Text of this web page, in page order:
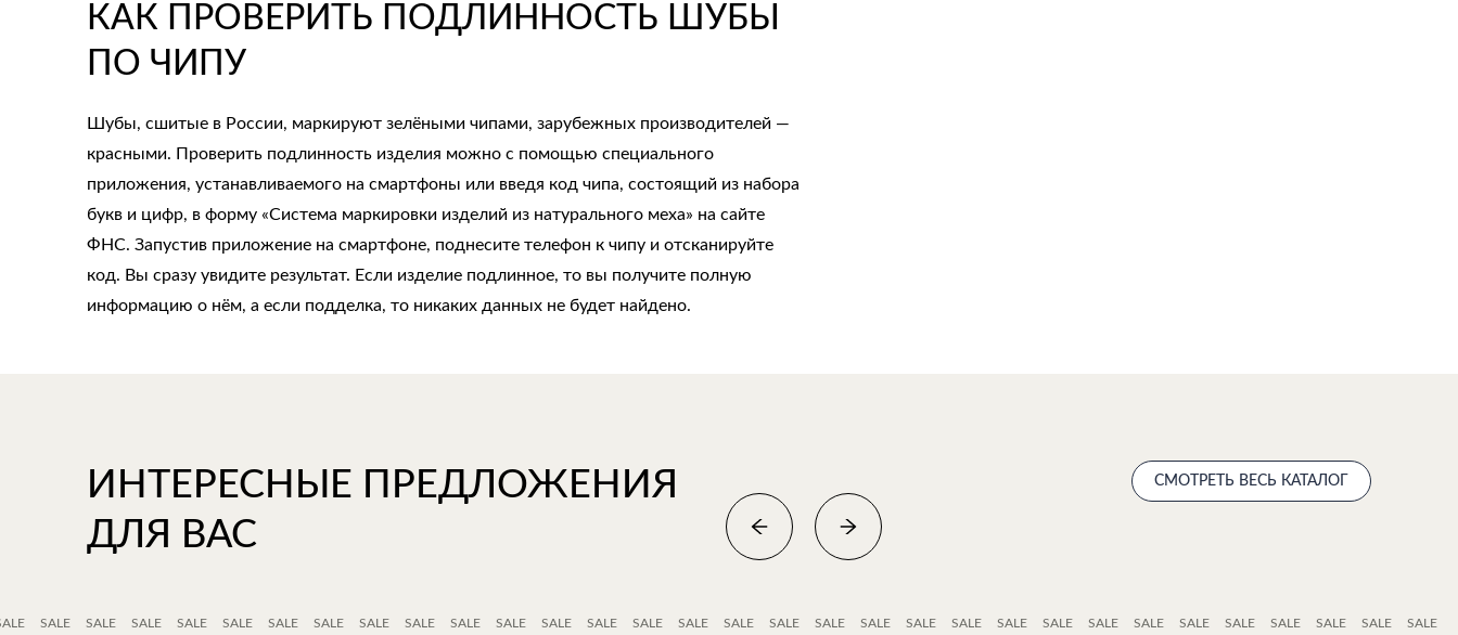
КАК ПРОВЕРИТЬ ПОДЛИННОСТЬ ШУБЫ
ПО ЧИПУ
Шубы, сшитые в России, маркируют зелёными чипами, зарубежных производителей —
красными. Проверить подлинность изделия можно с помощью специального
приложения, устанавливаемого на смартфоны или введя код чипа, состоящий из набора
букв и цифр, в форму «Система маркировки изделий из натурального меха» на сайте
ФНС. Запустив приложение на смартфоне, поднесите телефон к чипу и отсканируйте
код. Вы сразу увидите результат. Если изделие подлинное, то вы получите полную
информацию о нём, а если подделка, то никаких данных не будет найдено.
ИНТЕРЕСНЫЕ ПРЕДЛОЖЕНИЯ
ДЛЯ ВАС
СМОТРЕТЬ ВЕСЬ КАТАЛОГ
SALE SALE SALE SALE SALE SALE SALE SALE SALE SALE SALE SALE SALE SALE SALE SALE SALE SALE SALE SALE SALE SALE SALE SALE SALE SALE SALE SALE SALE SALE
SALE